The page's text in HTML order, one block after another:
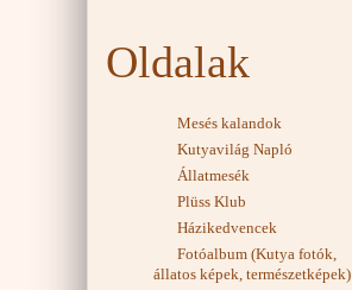
Oldalak
Mesés kalandok
Kutyavilág Napló
Állatmesék
Plüss Klub
Házikedvencek
Fotóalbum (Kutya fotók,
állatos képek, természetképek)